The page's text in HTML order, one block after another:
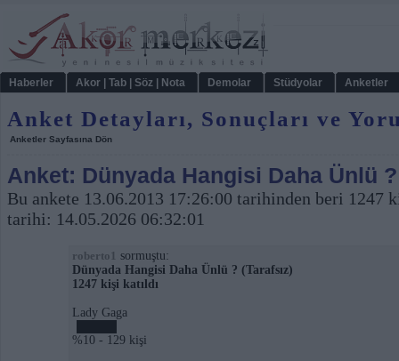
Haberler Akor | Tab | Söz | Nota Demolar Stüdyolar Anketler
Anket Detayları, Sonuçları ve
Anketler Sayfasına Dön
Anket: Dünyada Hangisi Daha Ünlü ?
Bu ankete 13.06.2013 17:26:00 tarihinden beri 1247
tarihi: 14.05.2026 06:32:01
roberto1
sormuştu:
Dünyada Hangisi Daha Ünlü ? (Tarafsız)
1247 kişi katıldı
Lady Gaga
%10 - 129 kişi